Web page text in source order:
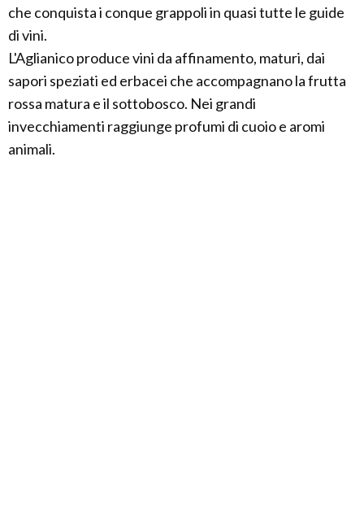
che conquista i conque grappoli in quasi tutte le guide
di vini.
L'Aglianico produce vini da affinamento, maturi, dai
sapori speziati ed erbacei che accompagnano la frutta
rossa matura e il sottobosco. Nei grandi
invecchiamenti raggiunge profumi di cuoio e aromi
animali.